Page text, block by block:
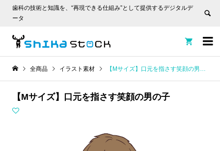
歯科の技術と知識を、“再現できる仕組み”として提供するデジタルデ
ータ


全商品 イラスト素材 【Mサイズ】口元を指さす笑顔の男の子
【Mサイズ】口元を指さす笑顔の男の子